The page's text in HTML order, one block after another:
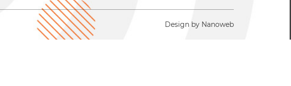
Design by Nanoweb